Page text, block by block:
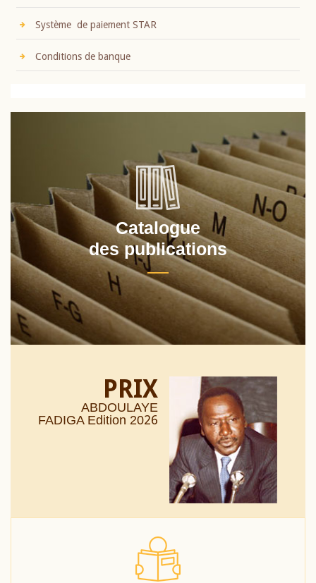
Système de paiement STAR
Conditions de banque
Catalogue
des publications
PRIX
ABDOULAYE
FADIGA Edition 2026